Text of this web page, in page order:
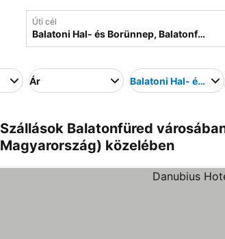
Úti cél
Ár Balatoni Hal- és
Szállások Balatonfüred
Magyarország) közelében